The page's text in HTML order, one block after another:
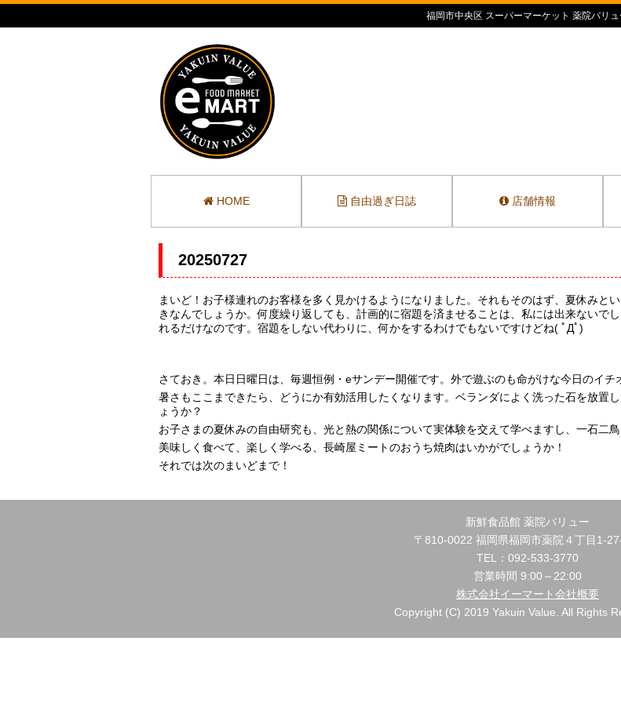
福岡市中央区 スーパーマーケット 薬院バリュ
HOME 自由過ぎ日誌 店舗情報
20250727
まいど！お子様連れのお客様を多く見かけるようになりました。それもそのはず、夏休みと
きなんでしょうか。何度繰り返しても、計画的に宿題を済ませることは、私には出来ないで
れるだけなのです。宿題をしない代わりに、何かをするわけでもないですけどね( ﾟДﾟ)
さておき。本日日曜日は、毎週恒例・eサンデー開催です。外で遊ぶのも命がけな今日のイ
暑さもここまできたら、どうにか有効活用したくなります。ベランダによく洗った石を放置
ょうか？
お子さまの夏休みの自由研究も、光と熱の関係について実体験を交えて学べますし、一石二
美味しく食べて、楽しく学べる、長崎屋ミートのおうち焼肉はいかがでしょうか！
それでは次のまいどまで！
新鮮食品館 薬院バリュー
〒810-0022 福岡県福岡市薬院４丁目1-
TEL：092-533-3770
営業時間 9:00～22:00
株式会社イーマート会社概要
Copyright (C) 2019 Yakuin Value. All Rights